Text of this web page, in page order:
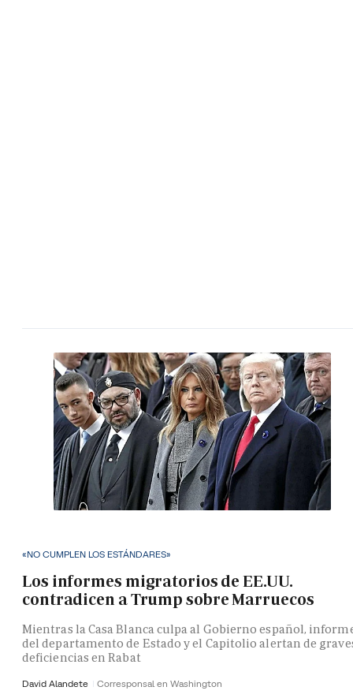
«NO CUMPLEN LOS ESTÁNDARES»
Los informes migratorios de EE.UU.
contradicen a Trump sobre Marruecos
Mientras la Casa Blanca culpa al Gobierno español,
del departamento de Estado y el Capitolio alertan de
deficiencias en Rabat
David Alandete Corresponsal en Washington